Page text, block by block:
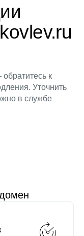
к
Уточнить
в службе